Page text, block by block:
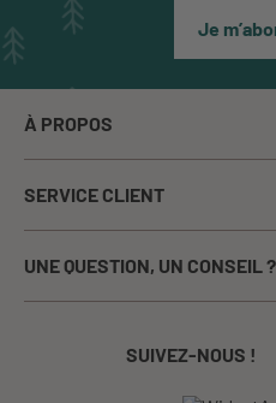
Je
À PROPOS
Notre histoire
Le blog
Nos marques
La presse en parle
Nos Festivals
SERVICE CLIENT
Livraison
Paiement sécurisé
Echanges / Retours
UNE QUESTION, UN CONSEIL ?
Appelez-nous du lundi au
04-50-63-93-44
SUIVEZ-NOUS !